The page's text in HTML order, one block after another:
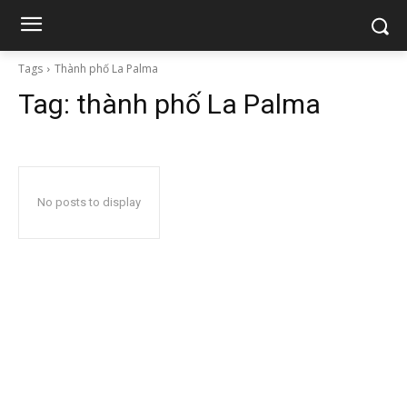
Tags Thành phố La Palma
Tag: thành phố La Palma
No posts to display